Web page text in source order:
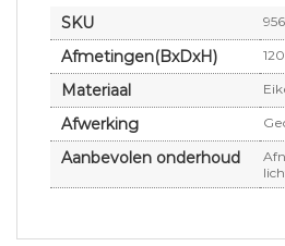
SKU
Afmetingen(BxDxH)
Materiaal
Afwerking
Aanbevolen onderhoud